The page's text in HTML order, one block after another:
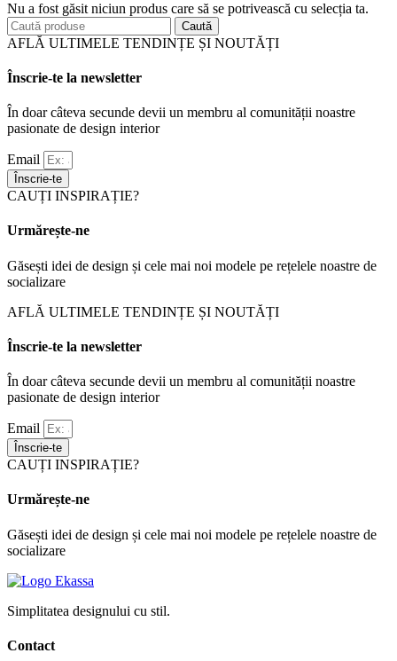
Nu a fost găsit niciun produs care să se potrivească cu selecția ta.
Caută
AFLĂ ULTIMELE TENDINȚE ȘI NOUTĂȚI
Înscrie-te la newsletter
În doar câteva secunde devii un membru al comunității noastre
pasionate de design interior
Email
Înscrie-te
CAUȚI INSPIRAȚIE?
Urmărește-ne
Găsești idei de design și cele mai noi modele pe rețelele noastre de
socializare
AFLĂ ULTIMELE TENDINȚE ȘI NOUTĂȚI
Înscrie-te la newsletter
În doar câteva secunde devii un membru al comunității noastre
pasionate de design interior
Email
Înscrie-te
CAUȚI INSPIRAȚIE?
Urmărește-ne
Găsești idei de design și cele mai noi modele pe rețelele noastre de
socializare
Simplitatea designului cu stil.
Contact